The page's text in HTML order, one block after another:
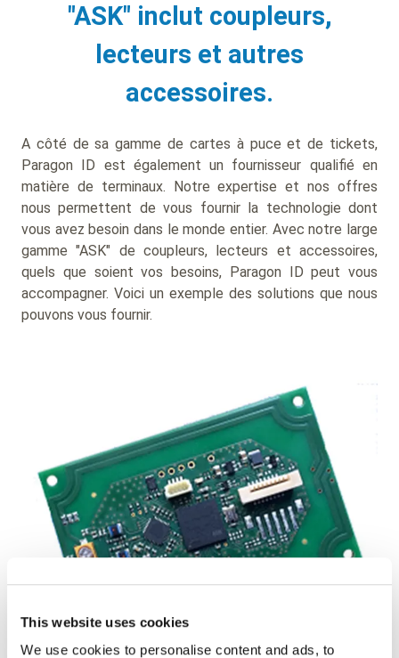
This website uses cookies
We use cookies to personalise content and ads, to
"ASK" inclut coupleurs,
lecteurs et autres
accessoires.
A côté de sa gamme de cartes à puce et de tickets,
Paragon ID est également un fournisseur qualifié en
matière de terminaux. Notre expertise et nos offres
nous permettent de vous fournir la technologie dont
vous avez besoin dans le monde entier. Avec notre large
gamme "ASK" de coupleurs, lecteurs et accessoires,
quels que soient vos besoins, Paragon ID peut vous
accompagner. Voici un exemple des solutions que nous
pouvons vous fournir.